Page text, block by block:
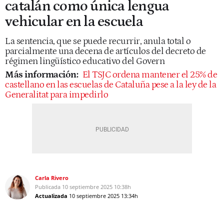
catalán como única lengua
vehicular en la escuela
La sentencia, que se puede recurrir, anula total o
parcialmente una decena de artículos del decreto de
régimen lingüístico educativo del Govern
Más información: El TSJC ordena mantener el 25% de
castellano en las escuelas de Cataluña pese a la ley de la
Generalitat para impedirlo
Carla Rivero
Publicada 10 septiembre 2025 10:38h
Actualizada 10 septiembre 2025 13:34h